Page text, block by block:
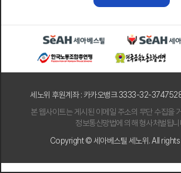
세노위 후원계좌 : 카카오뱅크 3333-32-
본 웹사이트는 게시된 이메일 주소의 무단 수집을
정보통신망법에 의해 형사처벌됩니
Copyright © 세아베스틸 세노위. All